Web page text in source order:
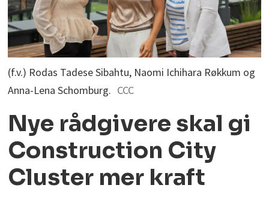
(f.v.) Rodas Tadese Sibahtu, Naomi Ichihara Røkkum og
Anna-Lena Schomburg. CCC
Nye rådgivere skal gi
Construction City
Cluster mer kraft